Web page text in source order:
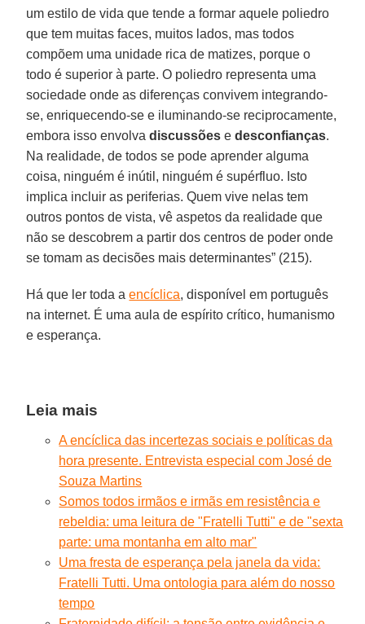
um estilo de vida que tende a formar aquele poliedro
que tem muitas faces, muitos lados, mas todos
compõem uma unidade rica de matizes, porque o
todo é superior à parte. O poliedro representa uma
sociedade onde as diferenças convivem integrando-
se, enriquecendo-se e iluminando-se reciprocamente,
embora isso envolvadiscussões edesconfianças.
Na realidade, de todos se pode aprender alguma
coisa, ninguém é inútil, ninguém é supérfluo. Isto
implica incluir as periferias. Quem vive nelas tem
outros pontos de vista, vê aspetos da realidade que
não se descobrem a partir dos centros de poder onde
se tomam as decisões mais determinantes” (215).
Há que ler toda aencíclica, disponível em português
na internet. É uma aula de espírito crítico, humanismo
e esperança.
Leia mais
A encíclica das incertezas sociais e políticas da
hora presente. Entrevista especial com José de
Souza Martins
Somos todos irmãos e irmãs em resistência e
rebeldia: uma leitura de "Fratelli Tutti" e de "sexta
parte: uma montanha em alto mar"
Uma fresta de esperança pela janela da vida:
Fratelli Tutti. Uma ontologia para além do nosso
tempo